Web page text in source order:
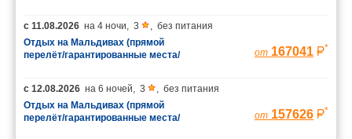
с 11.08.2026 на 4 ночи 3
без питания
Отдых на Мальдивах (прямой
перелёт/гарантированные места/
от 167041 *
с 12.08.2026 на 6 ночей 3
без питания
Отдых на Мальдивах (прямой
перелёт/гарантированные места/
от 157626 *